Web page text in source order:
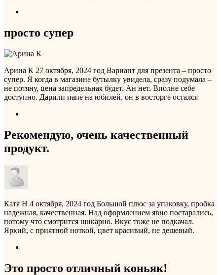
просто супер
Арина К 27 октября, 2024 год Вариант для презента – просто
супер. Я когда в магазине бутылку увидела, сразу подумала –
не потяну, цена запредельная будет. Ан нет. Вполне себе
доступно. Дарили папе на юбилей, он в восторге остался
Рекомендую, очень качественный
продукт.
Катя Н 4 октября, 2024 год Большой плюс за упаковку, пробка
надежная, качественная. Над оформлением явно постарались,
потому что смотрится шикарно. Вкус тоже не подкачал.
Яркий, с приятной ноткой, цвет красивый, не дешевый.
Это просто отличный коньяк!